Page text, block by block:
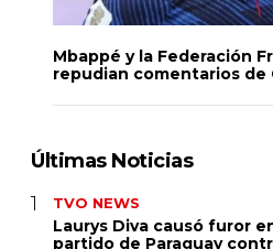
Mbappé y la Federación
repudian comentarios de
Últimas Noticias
TVO NEWS
Laurys Diva causó furor
partido de Paraguay